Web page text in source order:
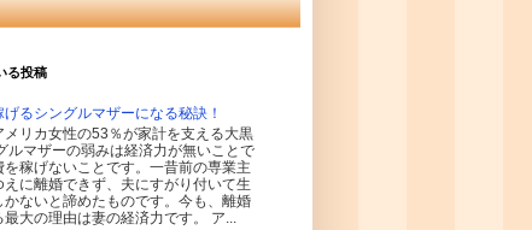
る投稿
るシングルマザーになる秘訣！
メリカ女性の53％が家計を支える大黒
ルマザーの弱みは経済力が無いことで
を稼げないことです。一昔前の専業主
えに離婚できず、夫にすがり付いて生
かないと諦めたものです。今も、離婚
大の理由は妻の経済力です。 ア...